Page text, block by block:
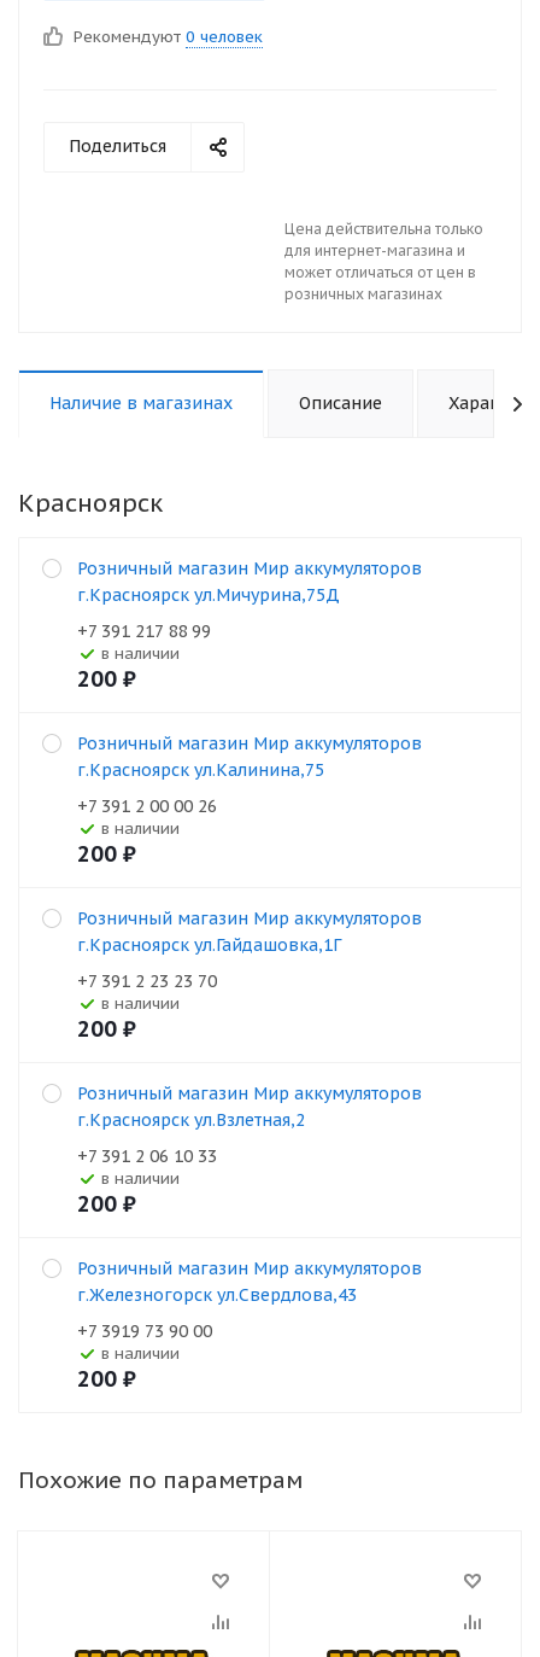
Рекомендуют 0 человек
Поделиться
Цена действительна только
для интернет-магазина и
может отличаться от цен в
розничных магазинах
Наличие в магазинах Описание
Красноярск
Розничный магазин Мир аккумуляторов
г.Красноярск ул.Мичурина,75Д
+7 391 217 88 99
В наличии
200 ₽
Розничный магазин Мир аккумуляторов
г.Красноярск ул.Калинина,75
+7 391 2 00 00 26
В наличии
200 ₽
Розничный магазин Мир аккумуляторов
г.Красноярск ул.Гайдашовка,1Г
+7 391 2 23 23 70
В наличии
200 ₽
Розничный магазин Мир аккумуляторов
г.Красноярск ул.Взлетная,2
+7 391 2 06 10 33
В наличии
200 ₽
Розничный магазин Мир аккумуляторов
г.Железногорск ул.Свердлова,43
+7 3919 73 90 00
В наличии
200 ₽
Похожие по параметрам